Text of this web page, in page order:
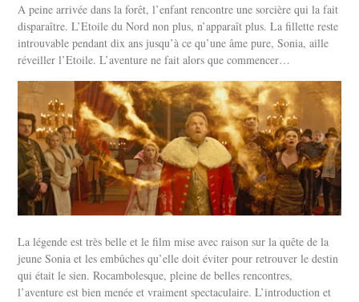
A peine arrivée dans la forêt, l’enfant rencontre une sorcière qui la fait
disparaître. L’Etoile du Nord non plus, n’apparaît plus. La fillette reste
introuvable pendant dix ans jusqu’à ce qu’une âme pure, Sonia, aille
réveiller l’Etoile. L’aventure ne fait alors que commencer…
La légende est très belle et le film mise avec raison sur la quête de la
jeune Sonia et les embûches qu’elle doit éviter pour retrouver le destin
qui était le sien. Rocambolesque, pleine de belles rencontres,
l’aventure est bien menée et vraiment spectaculaire. L’introduction et